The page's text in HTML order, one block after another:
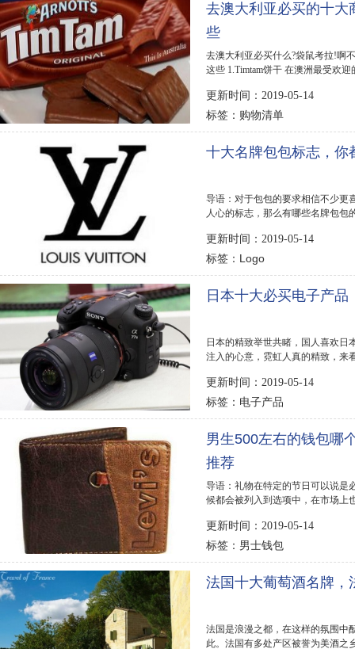
去澳大利亚必买的十大
些
去澳大利亚必买什么?袋鼠考拉!啊
这些 1.Timtam饼干 在澳洲最受欢
更新时间：2019-05-14
标签： 购物清单
十大名牌包包标志，你
导语：对于包包的要求相信不少更
人心的标志，那么有哪些名牌包包
更新时间：2019-05-14
标签： Logo
日本十大必买电子产
日本的精致举世共睹，国人喜欢日
注入的心意，霓虹人真的精致，来
更新时间：2019-05-14
标签： 电子产品
男生500左右的钱包哪
推荐
导语：礼物在特定的节日可以说是
候都会被列入到选项中，在市场上
更新时间：2019-05-14
标签： 男士钱包
法国十大葡萄酒名牌，
法国是浪漫之都，在这样的氛围中
此。法国有多处产区被誉为美酒之